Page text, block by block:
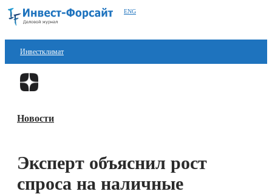
ENG
Инвестклимат
Финансы
Блокчейн
Новости
Эксперт объяснил рост
спроса на наличные